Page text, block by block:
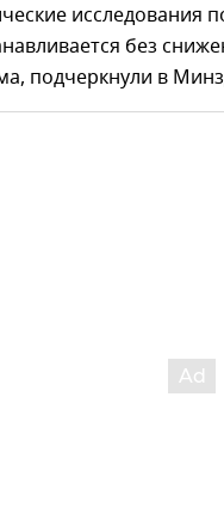
исследования
без
подчеркнули в